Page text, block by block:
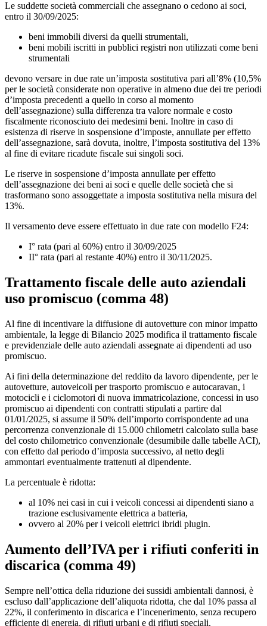
Le suddette società commerciali che assegnano o cedono ai soci,
entro il 30/09/2025:
beni immobili diversi da quelli strumentali,
beni mobili iscritti in pubblici registri non utilizzati come beni
strumentali
devono versare in due rate un’imposta sostitutiva pari all’8% (10,5%
per le società considerate non operative in almeno due dei tre periodi
d’imposta precedenti a quello in corso al momento
dell’assegnazione) sulla differenza tra valore normale e costo
fiscalmente riconosciuto dei medesimi beni. Inoltre in caso di
esistenza di riserve in sospensione d’imposte, annullate per effetto
dell’assegnazione, sarà dovuta, inoltre, l’imposta sostitutiva del 13%
al fine di evitare ricadute fiscale sui singoli soci.
Le riserve in sospensione d’imposta annullate per effetto
dell’assegnazione dei beni ai soci e quelle delle società che si
trasformano sono assoggettate a imposta sostitutiva nella misura del
13%.
Il versamento deve essere effettuato in due rate con modello F24:
I° rata (pari al 60%) entro il 30/09/2025
II° rata (pari al restante 40%) entro il 30/11/2025.
Trattamento fiscale delle auto aziendali
uso promiscuo (comma 48)
Al fine di incentivare la diffusione di autovetture con minor impatto
ambientale, la legge di Bilancio 2025 modifica il trattamento fiscale
e previdenziale delle auto aziendali assegnate ai dipendenti ad uso
promiscuo.
Ai fini della determinazione del reddito da lavoro dipendente, per le
autovetture, autoveicoli per trasporto promiscuo e autocaravan, i
motocicli e i ciclomotori di nuova immatricolazione, concessi in uso
promiscuo ai dipendenti con contratti stipulati a partire dal
01/01/2025, si assume il 50% dell’importo corrispondente ad una
percorrenza convenzionale di 15.000 chilometri calcolato sulla base
del costo chilometrico convenzionale (desumibile dalle tabelle ACI),
con effetto dal periodo d’imposta successivo, al netto degli
ammontari eventualmente trattenuti al dipendente.
La percentuale è ridotta:
al 10% nei casi in cui i veicoli concessi ai dipendenti siano a
trazione esclusivamente elettrica a batteria,
ovvero al 20% per i veicoli elettrici ibridi plugin.
Aumento dell’IVA per i rifiuti conferiti in
discarica (comma 49)
Sempre nell’ottica della riduzione dei sussidi ambientali dannosi, è
escluso dall’applicazione dell’aliquota ridotta, che dal 10% passa al
22%, il conferimento in discarica e l’incenerimento, senza recupero
efficiente di energia, di rifiuti urbani e di rifiuti speciali.